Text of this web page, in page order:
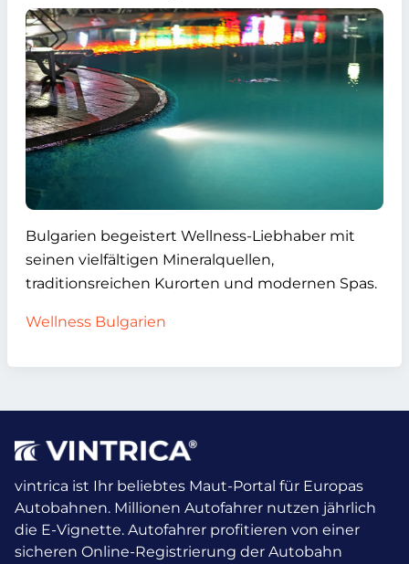
Bulgarien begeistert Wellness-Liebhaber mit
seinen vielfältigen Mineralquellen,
traditionsreichen Kurorten und modernen Spas.
Wellness Bulgarien
vintrica ist Ihr beliebtes Maut-Portal für Europas
Autobahnen. Millionen Autofahrer nutzen jährlich
die E-Vignette. Autofahrer profitieren von einer
sicheren Online-Registrierung der Autobahn